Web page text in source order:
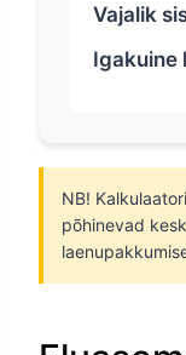
Vajalik
Igakuine
NB!
põhinevad